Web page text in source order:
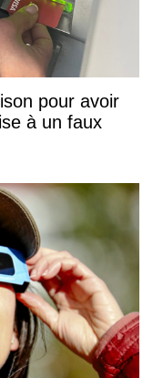
pour avoir
à un faux